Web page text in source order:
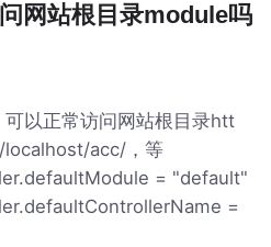
网站根目录module吗
以正常访问网站根目录htt
acc/，等
= "default"
=